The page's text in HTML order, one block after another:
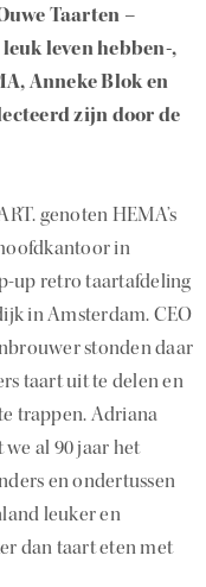
Taarten –
leven hebben-,
Anneke Blok en
zijn door de
genoten HEMA’s
in
up retro taartafdeling
in Amsterdam. CEO
stonden daar
taart uit te delen en
trappen. Adriana
al 90 jaar het
en ondertussen
leuker en
dan taart eten met